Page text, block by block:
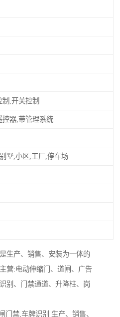
,开关控制
控器,带管理系统
墅,小区,工厂,停车场
生产、销售、安装为一体的
营:电动伸缩门、道闸、广告
别、门禁通道、升降柱、岗
门禁,车牌识别 生产、销售、